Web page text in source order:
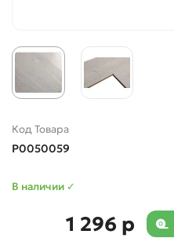
Код Товара
Р0050059
В наличии ✓
1 296 р